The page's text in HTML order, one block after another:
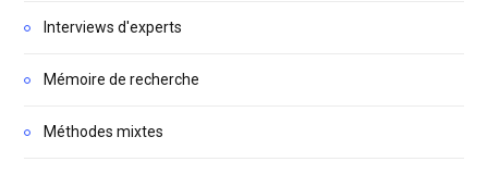
Interviews d'experts
Mémoire de recherche
Méthodes mixtes